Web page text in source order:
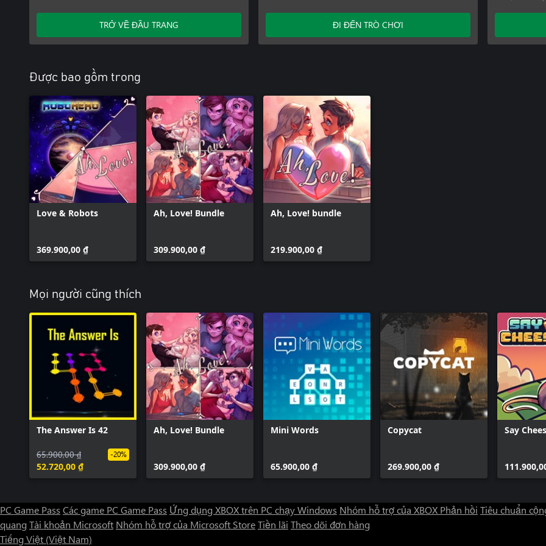
TRỞ VỀ ĐẦU TRANG ĐI ĐẾN TRÒ CHƠI
Ah, Love!
Ah, Love!
Ah, Love!
Được bao gồm trong
Love & Robots
369.900,00 ₫
Ah, Love! Bundle
309.900,00 ₫
Ah, Love! bundle
219.900,00 ₫
Mọi người cũng thích
The Answer Is 42
65.900,00 ₫
52.720,00 ₫
-20%
Ah, Love! Bundle
309.900,00 ₫
Mini Words
65.900,00 ₫
Copycat
269.900,00 ₫
Say
PC Game Pass Các game PC Game Pass Ứng dụng XBOX trên PC chạy Windows Nhóm hỗ trợ của XBOX Phản hồi Tiêu chuẩn
quang Tài khoản Microsoft Nhóm hỗ trợ của Microsoft StoreTiền lãi Theo dõi đơn hàng
Tiếng Việt (Việt Nam)